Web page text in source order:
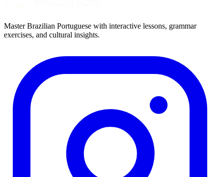
Master Brazilian Portuguese with interactive lessons, grammar
exercises, and cultural insights.